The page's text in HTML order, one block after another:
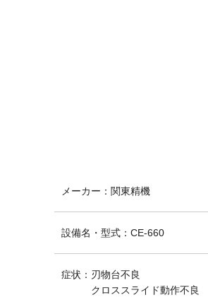
メーカー ： 関東精機
設備名・型式 ： CE-660
症状 ： 刃物台不良
クロススライド動作不良